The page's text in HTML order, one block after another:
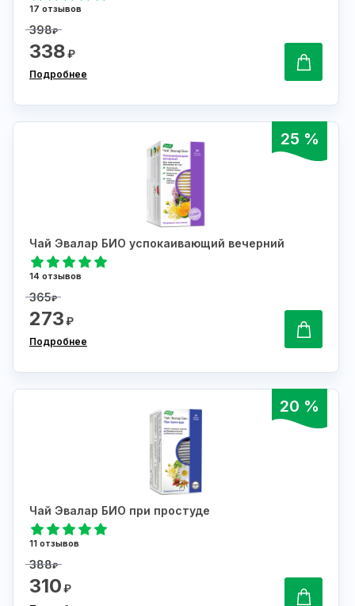
17 отзывов
398₽
338₽
Подробнее
25 %
Чай Эвалар БИО успокаивающий вечерний
14 отзывов
365₽
273₽
Подробнее
20 %
Чай Эвалар БИО при простуде
11 отзывов
388₽
310₽